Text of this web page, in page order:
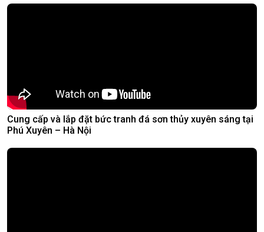
Cung cấp và lắp đặt bức tranh đá sơn thủy xuyên sáng tại
Phú Xuyên – Hà Nội